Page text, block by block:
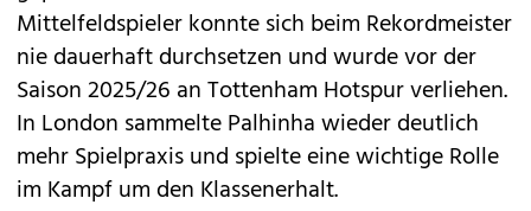
Mittelfeldspieler konnte sich beim Rekordmeister
nie dauerhaft durchsetzen und wurde vor der
Saison 2025/26 an Tottenham Hotspur verliehen.
In London sammelte Palhinha wieder deutlich
mehr Spielpraxis und spielte eine wichtige Rolle
im Kampf um den Klassenerhalt.